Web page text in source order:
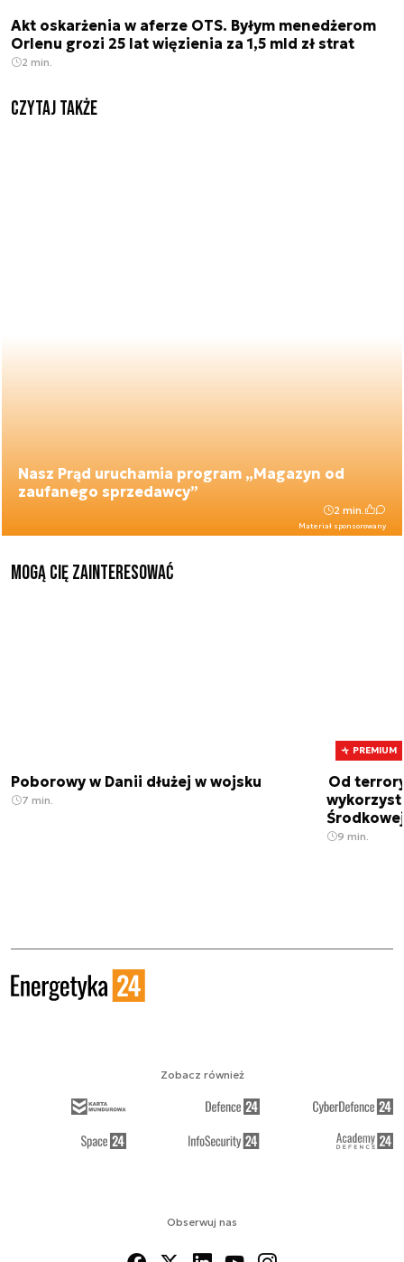
Akt oskarżenia w aferze OTS. Byłym menedżerom
Orlenu grozi 25 lat więzienia za 1,5 mld zł strat
2 min.
Czytaj także
Nasz Prąd uruchamia program „Magazyn od
zaufanego sprzedawcy”
Materiał sponsorowany
2 min.
Mogą Cię zainteresować
Poborowy w Danii dłużej w wojsku
7 min.
PREMIUM
Od
Środkowej
9 min.
Obserwuj nas
Zobacz również